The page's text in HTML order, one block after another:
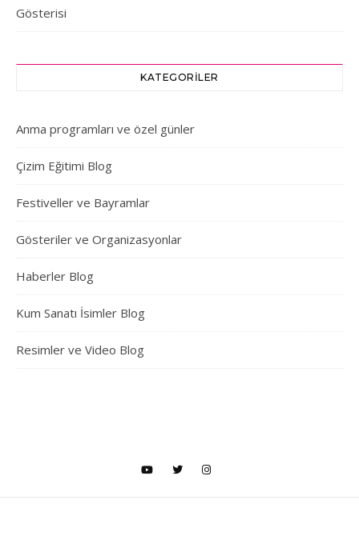
Gösterisi
KATEGORILER
Anma programları ve özel günler
Çizim Eğitimi Blog
Festiveller ve Bayramlar
Gösteriler ve Organizasyonlar
Haberler Blog
Kum Sanatı İsimler Blog
Resimler ve Video Blog